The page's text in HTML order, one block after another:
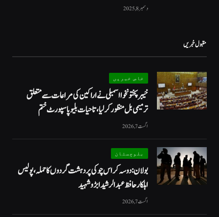
دسمبر 8, 2025
مقبول خبریں
خاص خبریں
خیبرپختونخوا اسمبلی نے اراکین کی مراعات سے متعلق
ترمیمی بل منظور کر لیا، تاحیات بلیو پاسپورٹ ختم
اگست 7, 2026
بلوچستان
بولان: دوسہ کراس چوکی پر دہشت گردوں کا حملہ، پولیس
اہلکار حافظ عبدالرشید ابڑو شہید
اگست 7, 2026